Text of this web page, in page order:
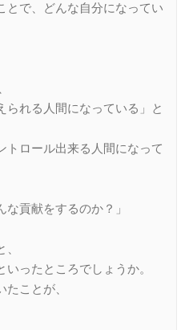
とで、どんな自分になってい
られる人間になっている」と
トロール出来る人間になって
な貢献をするのか？」
いったところでしょうか。
ことが、